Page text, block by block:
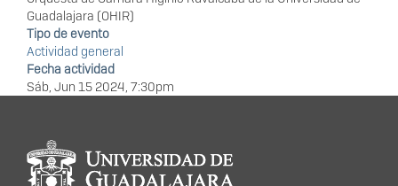
Guadalajara (OHIR)
Tipo de evento
Actividad general
Fecha actividad
Sáb, Jun 15 2024, 7:30pm
Información del
portal